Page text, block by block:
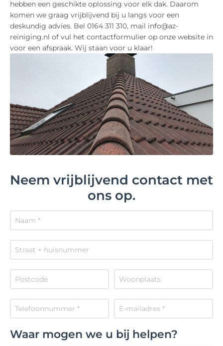
hebben een geschikte oplossing voor elk dak. Daarom
komen we graag vrijblijvend bij u langs voor een
deskundig advies. Bel 0164 311 310, mail info@az-
reiniging.nl of vul het contactformulier op onze website in
voor een afspraak. Wij staan voor u klaar!
Neem vrijblijvend contact met
ons op.
Waar mogen we u bij helpen?